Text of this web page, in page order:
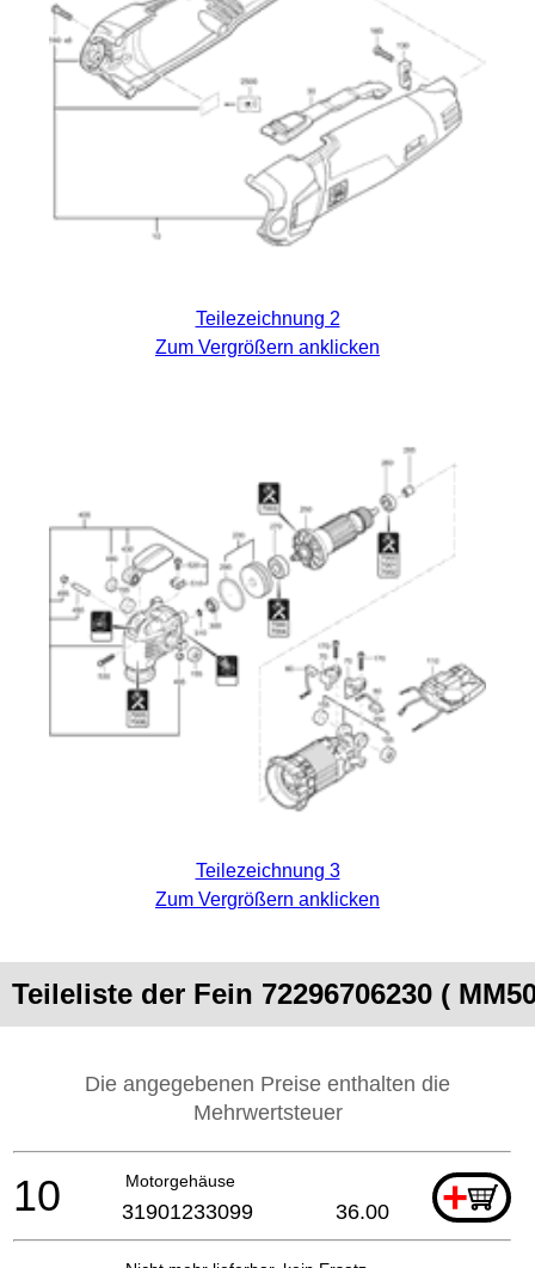
Teilezeichnung 2
Zum Vergrößern anklicken
Teilezeichnung 3
Zum Vergrößern anklicken
Teileliste der Fein 72296706230 (
Die angegebenen Preise enthalten die
Mehrwertsteuer
Motorgehäuse +
10 31901233099 36.00